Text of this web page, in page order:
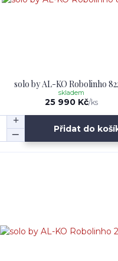
solo by AL-KO Robolinho
25 990 Kč/ks
skladem
Přidat do